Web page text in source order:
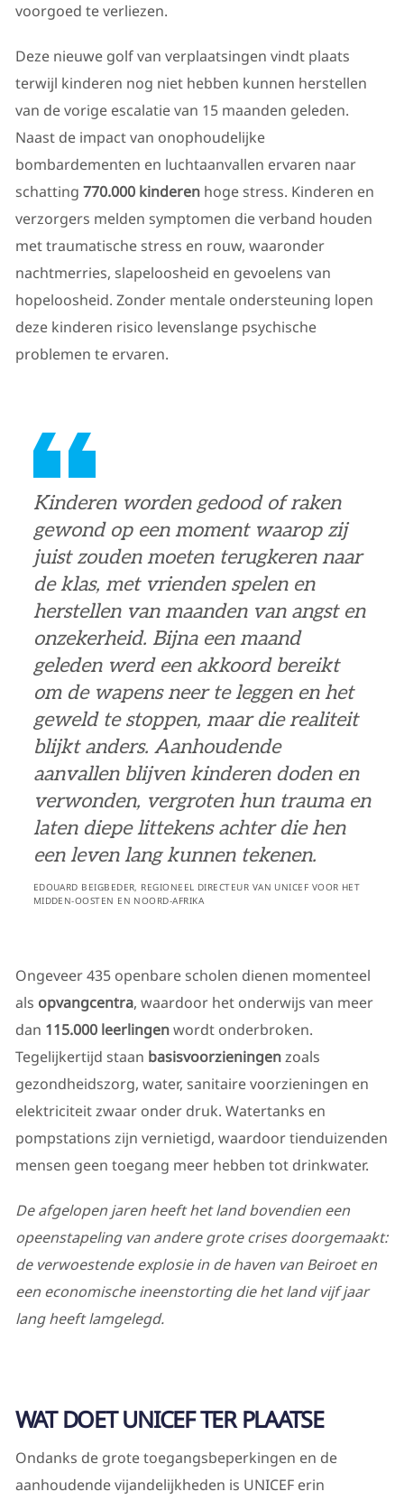
voorgoed te verliezen.
Deze nieuwe golf van verplaatsingen vindt plaats
terwijl kinderen nog niet hebben kunnen herstellen
van de vorige escalatie van 15 maanden geleden.
Naast de impact van onophoudelijke
bombardementen en luchtaanvallen ervaren naar
schatting 770.000 kinderen hoge stress. Kinderen en
verzorgers melden symptomen die verband houden
met traumatische stress en rouw, waaronder
nachtmerries, slapeloosheid en gevoelens van
hopeloosheid. Zonder mentale ondersteuning lopen
deze kinderen risico levenslange psychische
problemen te ervaren.
Kinderen worden gedood of raken
gewond op een moment waarop zij
juist zouden moeten terugkeren naar
de klas, met vrienden spelen en
herstellen van maanden van angst en
onzekerheid. Bijna een maand
geleden werd een akkoord bereikt
om de wapens neer te leggen en het
geweld te stoppen, maar die realiteit
blijkt anders. Aanhoudende
aanvallen blijven kinderen doden en
verwonden, vergroten hun trauma en
laten diepe littekens achter die hen
een leven lang kunnen tekenen.
EDOUARD BEIGBEDER, REGIONEEL DIRECTEUR VAN UNICEF VOOR HET
MIDDEN-OOSTEN EN NOORD-AFRIKA
Ongeveer 435 openbare scholen dienen momenteel
als opvangcentra, waardoor het onderwijs van meer
dan 115.000 leerlingenwordt onderbroken.
Tegelijkertijd staan basisvoorzieningenzoals
gezondheidszorg, water, sanitaire voorzieningen en
elektriciteit zwaar onder druk. Watertanks en
pompstations zijn vernietigd, waardoor tienduizenden
mensen geen toegang meer hebben tot drinkwater.
De afgelopen jaren heeft het land bovendien een
opeenstapeling van andere grote crises doorgemaakt:
de verwoestende explosie in de haven van Beiroet en
een economische ineenstorting die het land vijf jaar
lang heeft lamgelegd.
WAT DOET UNICEF TER PLAATSE
Ondanks de grote toegangsbeperkingen en de
aanhoudende vijandelijkheden is UNICEF erin